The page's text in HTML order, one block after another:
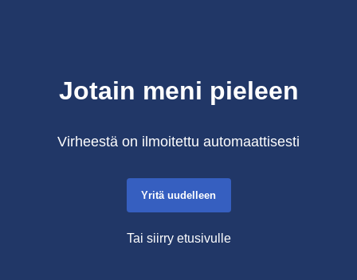
Jotain meni pieleen
Virheestä on ilmoitettu automaattisesti
Yritä uudelleen
Tai siirry etusivulle